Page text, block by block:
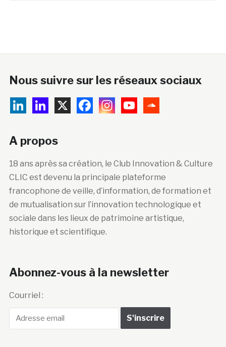
Nous suivre sur les réseaux sociaux
A propos
18 ans après sa création, le Club Innovation & Culture
CLIC est devenu la principale plateforme
francophone de veille, d’information, de formation et
de mutualisation sur l’innovation technologique et
sociale dans les lieux de patrimoine artistique,
historique et scientifique.
Abonnez-vous à la newsletter
Courriel :